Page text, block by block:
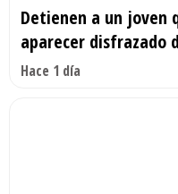
Detienen a un joven
aparecer disfrazado
Hace 1 día